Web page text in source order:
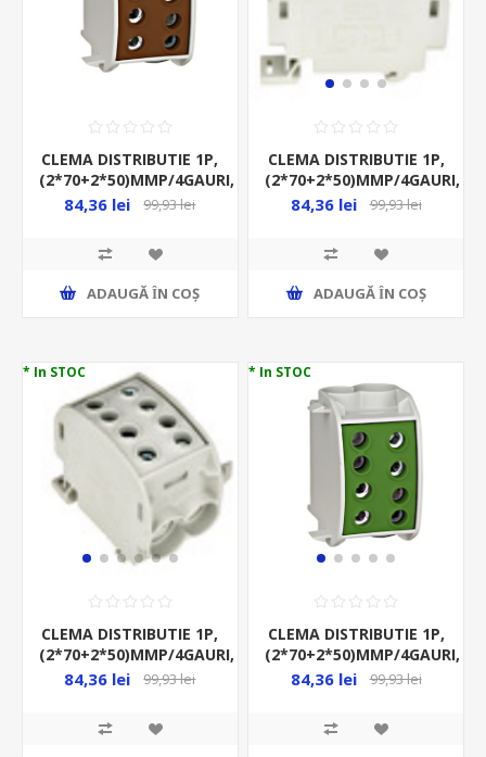
CLEMA DISTRIBUTIE 1P,
(2*70+2*50)MMP/4GAURI,
CUPRU, 192A, MARO,
84,36 lei 99,93 lei
ADAUGĂ ȊN COŞ
CLEMA DISTRIBUTIE 1P,
(2*70+2*50)MMP/4GAURI,
CUPRU, 192A,
84,36 lei 99,93 lei
ADAUGĂ ȊN COŞ
* In STOC
CLEMA DISTRIBUTIE 1P,
(2*70+2*50)MMP/4GAURI,
CUPRU, 192A, GRI
84,36 lei 99,93 lei
* In STOC
CLEMA DISTRIBUTIE 1P,
(2*70+2*50)MMP/4GAURI,
CUPRU, 192A, VERDE-
84,36 lei 99,93 lei